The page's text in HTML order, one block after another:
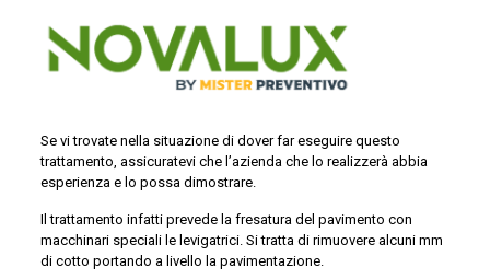
Se vi trovate nella situazione di dover far eseguire questo
trattamento, assicuratevi che l’azienda che lo realizzerà abbia
esperienza e lo possa dimostrare.
Il trattamento infatti prevede la fresatura del pavimento con
macchinari speciali le levigatrici. Si tratta di rimuovere alcuni mm
di cotto portando a livello la pavimentazione.